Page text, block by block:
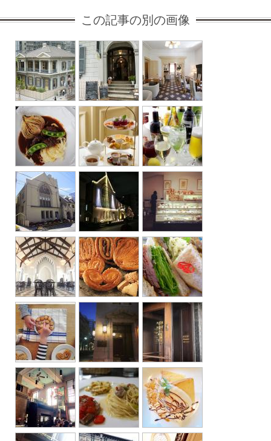
この記事の別の画像